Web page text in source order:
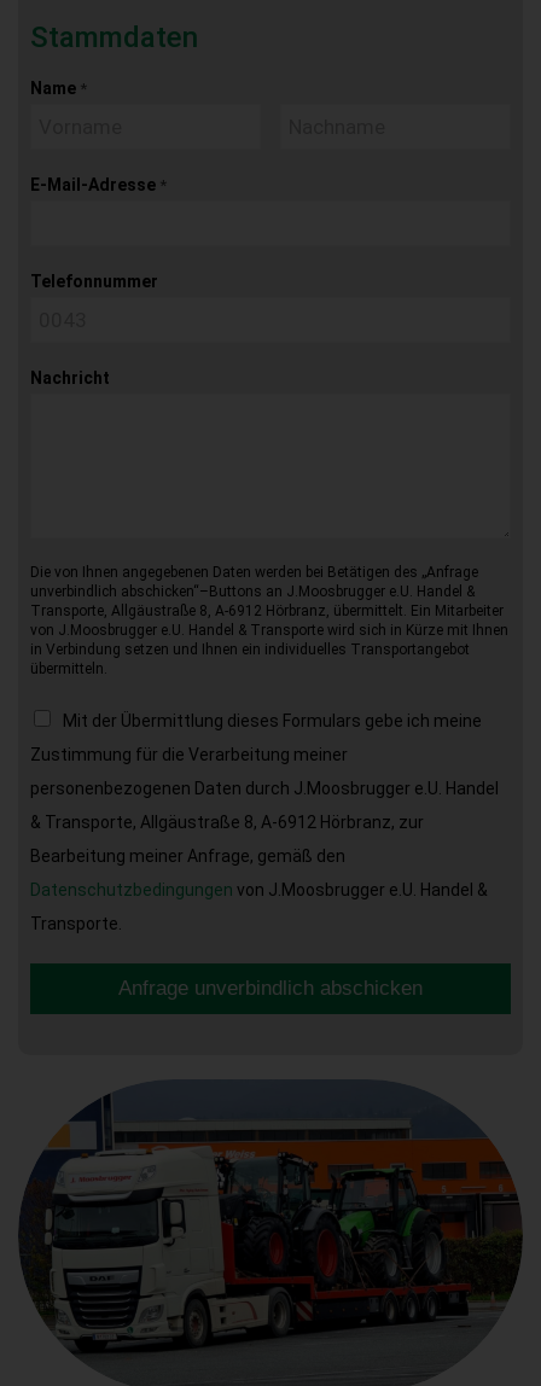
Stammdaten
Name *
E-Mail-Adresse *
Telefonnummer
Nachricht
Die von Ihnen angegebenen Daten werden bei Betätigen des „Anfrage
unverbindlich abschicken“–Buttons an J.Moosbrugger e.U. Handel &
Transporte, Allgäustraße 8, A-6912 Hörbranz, übermittelt. Ein Mitarbeiter
von J.Moosbrugger e.U. Handel & Transporte wird sich in Kürze mit Ihnen
in Verbindung setzen und Ihnen ein individuelles Transportangebot
übermitteln.
Mit der Übermittlung dieses Formulars gebe ich meine
Zustimmung für die Verarbeitung meiner
personenbezogenen Daten durch J.Moosbrugger e.U. Handel
& Transporte, Allgäustraße 8, A-6912 Hörbranz, zur
Bearbeitung meiner Anfrage, gemäß den
Datenschutzbedingungen von J.Moosbrugger e.U. Handel &
Transporte.
Anfrage unverbindlich abschicken